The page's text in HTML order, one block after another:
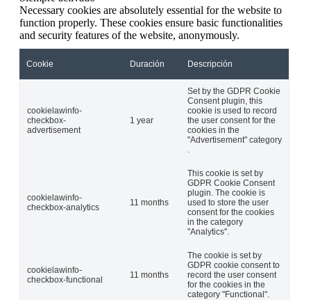
Necessary cookies are absolutely essential for the website to
function properly. These cookies ensure basic functionalities
and security features of the website, anonymously.
Cookie Duración Descripción
cookielawinfo-
checkbox-
advertisement
1 year
Set by the GDPR Cookie
Consent plugin, this
cookie is used to record
the user consent for the
cookies in the
"Advertisement" category
cookielawinfo-
checkbox-analytics
11 months
This cookie is set by
GDPR Cookie Consent
plugin. The cookie is
used to store the user
consent for the cookies
in the category
"Analytics".
cookielawinfo-
checkbox-functional
11 months
The cookie is set by
GDPR cookie consent to
record the user consent
for the cookies in the
category "Functional".